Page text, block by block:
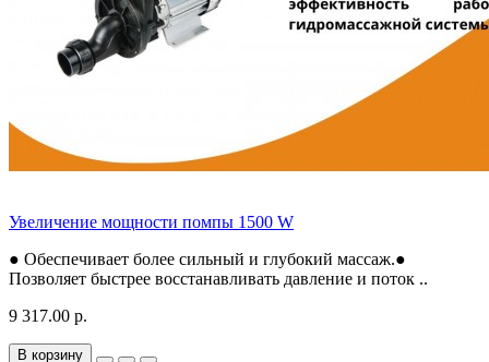
Увеличение мощности помпы 1500 W
● Обеспечивает более сильный и глубокий массаж.●
Позволяет быстрее восстанавливать давление и поток ..
9 317.00 р.
В корзину